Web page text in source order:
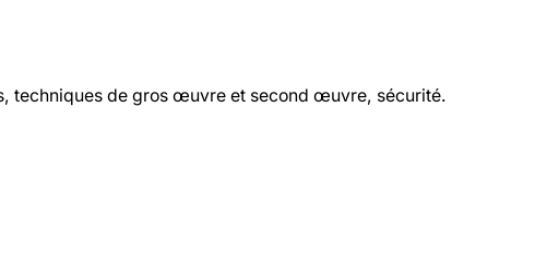
techniques de gros œuvre et second œuvre, sécurité.